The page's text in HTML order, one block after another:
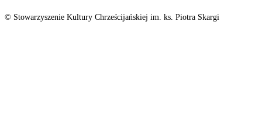
© Stowarzyszenie Kultury Chrześcijańskiej im. ks. Piotra Skargi